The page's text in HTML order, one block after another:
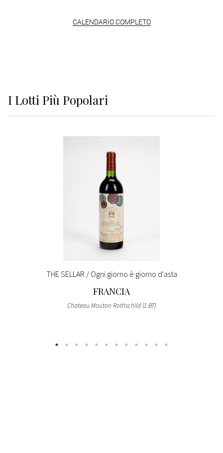
CALENDARIO COMPLETO
I Lotti Più Popolari
THE SELLAR / Ogni giorno è giorno d'asta
FRANCIA
Chateau Mouton Rothschild (1 BT)